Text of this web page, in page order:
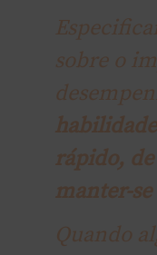
sobre o
rápido,
manter-
Quando